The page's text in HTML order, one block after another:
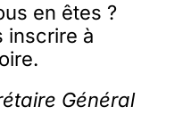
en êtes ?
inscrire à
Général